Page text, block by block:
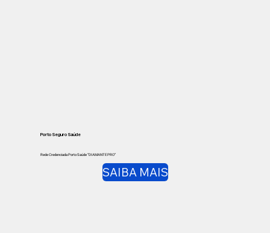
Porto Seguro Saúde
Rede Credenciada Porto Saúde “DIAMANTE PRO”
SAIBA MAIS